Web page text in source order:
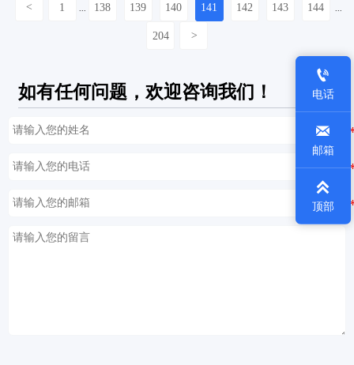
< 1 138 139 140 141 142 143 144
204 >
如有任何问题，欢迎咨询我们！

电话

邮箱

顶部